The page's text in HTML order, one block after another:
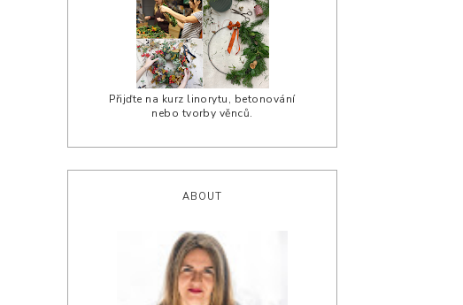
Přijďte na kurz linorytu, betonování
nebo tvorby věnců.
ABOUT